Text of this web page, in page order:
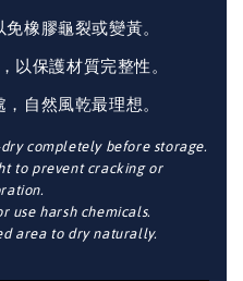
橡膠龜裂或變黃。
以保護材質完整性。
自然風乾最理想。
completely before storage.
to prevent cracking or
use harsh chemicals.
area to dry naturally.